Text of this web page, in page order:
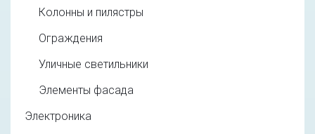
Колонны и пилястры
Ограждения
Уличные светильники
Элементы фасада
Электроника